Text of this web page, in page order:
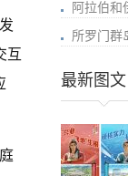
互
阿拉伯和
所罗门群
最新图文